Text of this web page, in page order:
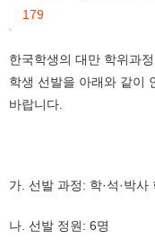
179
한국학생의 대만 학위과
학생 선발을 아래와 같이
바랍니다.
가. 선발 과정: 학·석·박사
나. 선발 정원: 6명